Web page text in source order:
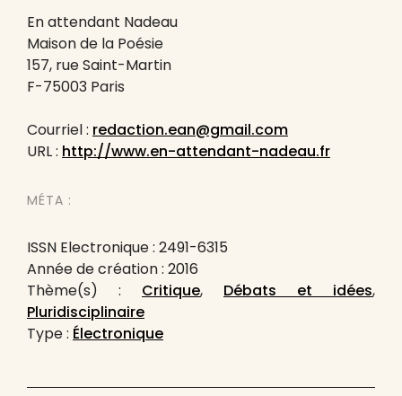
En attendant Nadeau
Maison de la Poésie
157, rue Saint-Martin
F-75003 Paris
Courriel : redaction.ean@gmail.com
URL : http://www.en-attendant-nadeau.fr
MÉTA :
ISSN Electronique : 2491-6315
Année de création : 2016
Thème(s) : Critique, Débats et idées,
Pluridisciplinaire
Type : Électronique